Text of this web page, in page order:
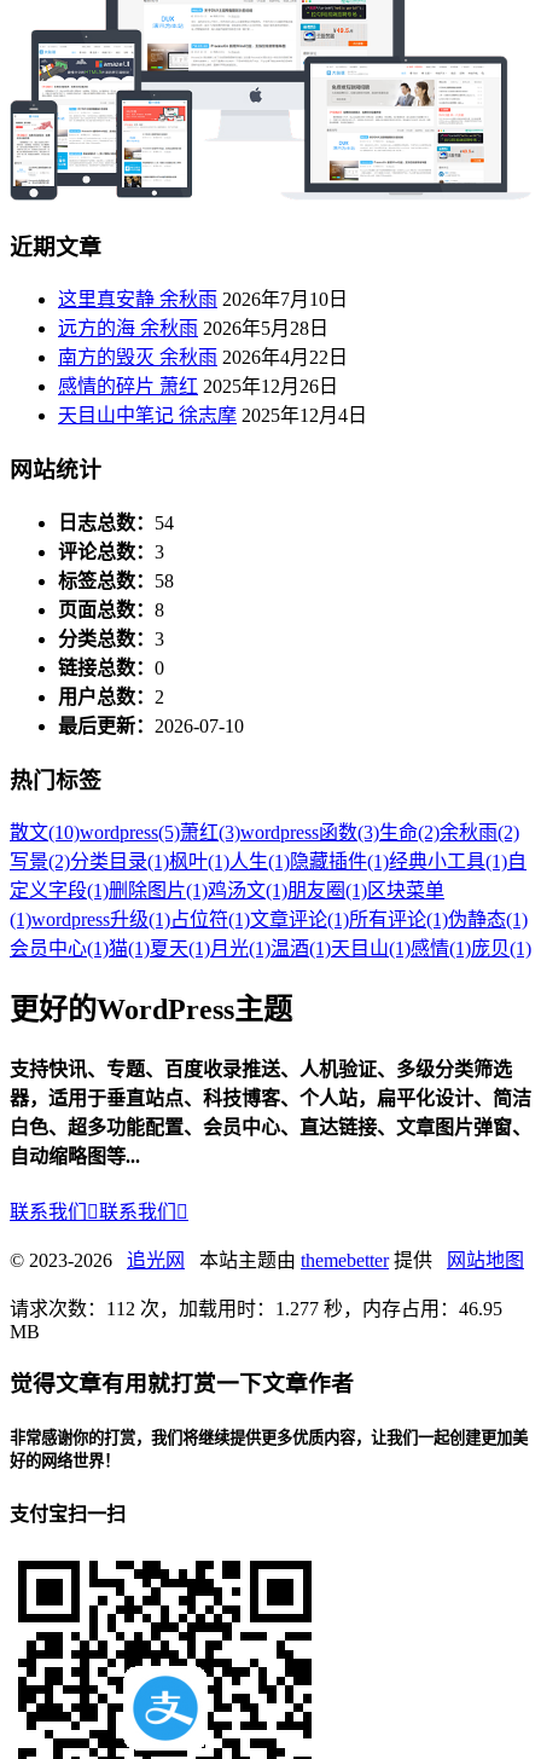
近期文章
这里真安静 余秋雨 2026年7月10日
远方的海 余秋雨 2026年5月28日
南方的毁灭 余秋雨 2026年4月22日
感情的碎片 萧红 2025年12月26日
天目山中笔记 徐志摩 2025年12月4日
网站统计
日志总数： 54
评论总数： 3
标签总数： 58
页面总数： 8
分类总数： 3
链接总数： 0
用户总数： 2
最后更新： 2026-07-10
热门标签
散文(10)wordpress(5)萧红(3)wordpress函数(3)生命(2)余秋雨(2)
写景(2)分类目录(1)枫叶(1)人生(1)隐藏插件(1)经典小工具(1)自
定义字段(1)删除图片(1)鸡汤文(1)朋友圈(1)区块菜单
(1)wordpress升级(1)占位符(1)文章评论(1)所有评论(1)伪静态(1)
会员中心(1)猫(1)夏天(1)月光(1)温酒(1)天目山(1)感情(1)庞贝(1)
更好的WordPress主题
支持快讯、专题、百度收录推送、人机验证、多级分类筛选
器，适用于垂直站点、科技博客、个人站，扁平化设计、简洁
白色、超多功能配置、会员中心、直达链接、文章图片弹窗、
自动缩略图等...
联系我们 联系我们 
© 2023-2026 追光网 本站主题由 themebetter提供 网站地图
请求次数：112 次，加载用时：1.277 秒，内存占用：46.95
MB
觉得文章有用就打赏一下文章作者
非常感谢你的打赏，我们将继续提供更多优质内容，让我们一起创建更加美
好的网络世界！
支付宝扫一扫